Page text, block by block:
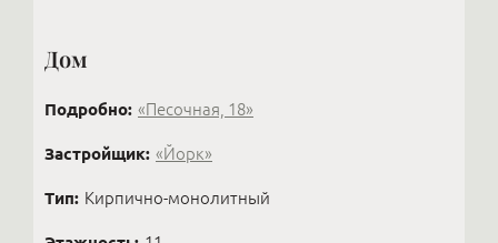
Дом
Подробно: «Песочная, 18»
Застройщик: «Йорк»
Тип: Кирпично-монолитный